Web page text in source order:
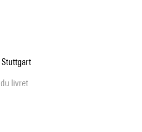
Stuttgart
du livret